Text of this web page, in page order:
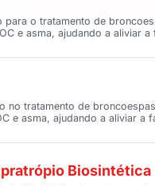
para o tratamento de
e asma, ajudando a aliviar a
no tratamento de
e asma, ajudando a aliviar a
Biosintética